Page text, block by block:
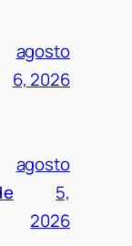
agosto
6, 2026
agosto
5,
2026